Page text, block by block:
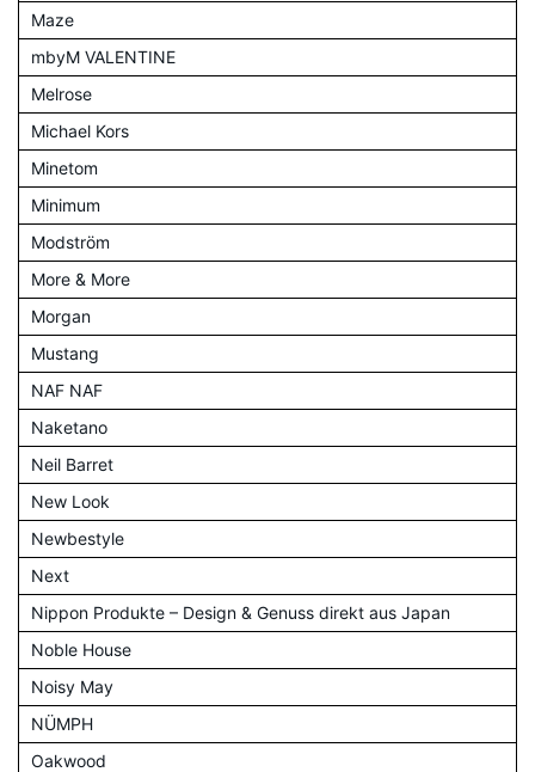
Maze
mbyM VALENTINE
Melrose
Michael Kors
Minetom
Minimum
Modström
More & More
Morgan
Mustang
NAF NAF
Naketano
Neil Barret
New Look
Newbestyle
Next
Nippon Produkte – Design & Genuss direkt aus Japan
Noble House
Noisy May
NÜMPH
Oakwood